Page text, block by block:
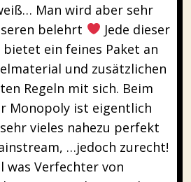
Man wird aber sehr
belehrt
Jede dieser
ein feines Paket an
und zusätzlichen
Regeln mit sich. Beim
Monopoly ist eigentlich
vieles nahezu perfekt
…jedoch zurecht!
was Verfechter von